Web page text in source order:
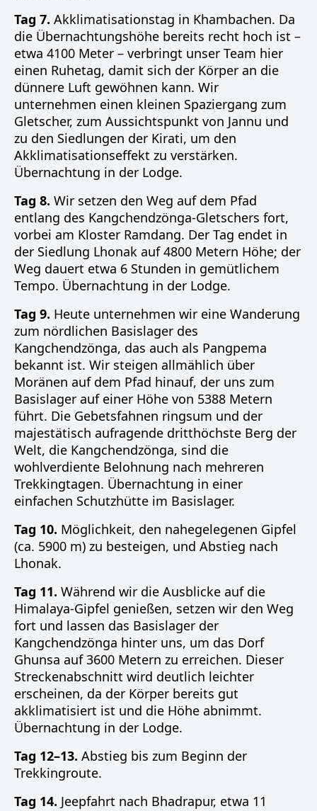
Tag 7. Akklimatisationstag in Khambachen. Da
die Übernachtungshöhe bereits recht hoch ist –
etwa 4100 Meter – verbringt unser Team hier
einen Ruhetag, damit sich der Körper an die
dünnere Luft gewöhnen kann. Wir
unternehmen einen kleinen Spaziergang zum
Gletscher, zum Aussichtspunkt von Jannu und
zu den Siedlungen der Kirati, um den
Akklimatisationseffekt zu verstärken.
Übernachtung in der Lodge.
Tag 8. Wir setzen den Weg auf dem Pfad
entlang des Kangchendzönga-Gletschers fort,
vorbei am Kloster Ramdang. Der Tag endet in
der Siedlung Lhonak auf 4800 Metern Höhe; der
Weg dauert etwa 6 Stunden in gemütlichem
Tempo. Übernachtung in der Lodge.
Tag 9. Heute unternehmen wir eine Wanderung
zum nördlichen Basislager des
Kangchendzönga, das auch als Pangpema
bekannt ist. Wir steigen allmählich über
Moränen auf dem Pfad hinauf, der uns zum
Basislager auf einer Höhe von 5388 Metern
führt. Die Gebetsfahnen ringsum und der
majestätisch aufragende dritthöchste Berg der
Welt, die Kangchendzönga, sind die
wohlverdiente Belohnung nach mehreren
Trekkingtagen. Übernachtung in einer
einfachen Schutzhütte im Basislager.
Tag 10. Möglichkeit, den nahegelegenen Gipfel
(ca. 5900 m) zu besteigen, und Abstieg nach
Lhonak.
Tag 11. Während wir die Ausblicke auf die
Himalaya-Gipfel genießen, setzen wir den Weg
fort und lassen das Basislager der
Kangchendzönga hinter uns, um das Dorf
Ghunsa auf 3600 Metern zu erreichen. Dieser
Streckenabschnitt wird deutlich leichter
erscheinen, da der Körper bereits gut
akklimatisiert ist und die Höhe abnimmt.
Übernachtung in der Lodge.
Tag 12–13. Abstieg bis zum Beginn der
Trekkingroute.
Tag 14. Jeepfahrt nach Bhadrapur, etwa 11